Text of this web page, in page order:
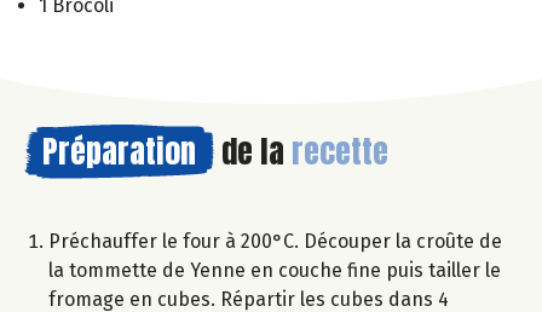
1 Brocoli
Préparation de la recette
Préchauffer le four à 200°C. Découper la croûte de
la tommette de Yenne en couche fine puis tailler le
fromage en cubes. Répartir les cubes dans 4